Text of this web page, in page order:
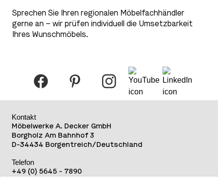
Sprechen Sie Ihren regionalen Möbelfachhändler
gerne an – wir prüfen individuell die Umsetzbarkeit
Ihres Wunschmöbels.
Kontakt
Möbelwerke A. Decker GmbH
Borgholz Am Bahnhof 3
D-34434 Borgentreich/Deutschland
Telefon
+49 (0) 5645 - 7890